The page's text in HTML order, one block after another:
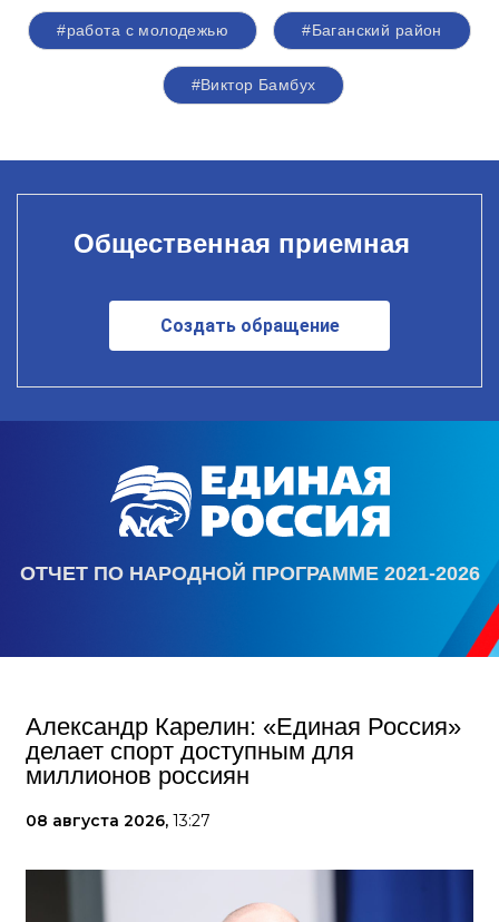
#работа с молодежью #Баганский район
#Виктор Бамбух
Общественная приемная
Создать обращение
ОТЧЕТ ПО НАРОДНОЙ ПРОГРАММЕ 2021-2026
Александр Карелин: «Единая Россия»
делает спорт доступным для
миллионов россиян
08 августа 2026, 13:27